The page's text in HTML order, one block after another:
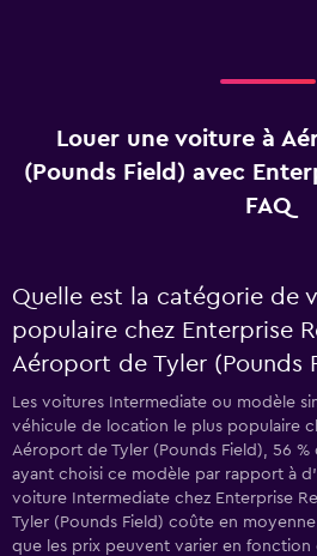
Louer une voiture à
(Pounds Field) avec
FAQ
Quelle est la catégorie de
populaire chez Enterprise
Aéroport de Tyler (Pounds
Les voitures Intermediate ou modèle
véhicule de location le plus populaire
Aéroport de Tyler (Pounds Field), 56 %
ayant choisi ce modèle par rapport à
voiture Intermediate chez Enterprise
Tyler (Pounds Field) coûte en
que les prix peuvent varier en